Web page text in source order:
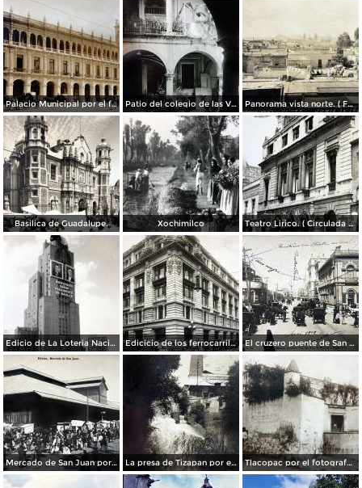
Palacio Municipal por el fotografo Hugo Brehme.. Patio del colegio de las Vizcainas por el fotografo Hugo Brehme. Panorama vista norte. ( Fechada el 20 de Junio de 1905 ).
Basilica de Guadalupe. Xochimilco Teatro Lirico. ( Circulada el 1 de Agosto de 1926 ).
Edicio de La Loteria Nacional Ciudad de México Abril de 1964 Edicicio de los ferrocarriles. El cruzero puente de San Francisco y Guardiola por el fotografo Felix Miret.
Mercado de San Juan por el fotografo Felix Miret La presa de Tizapan por el fotografo Fernando Kososky. ( Circulada el 22 de Diembre de 1910 ). Tlacopac por el fotografo Hugo Brehme.